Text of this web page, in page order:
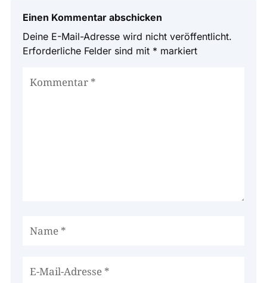
Einen Kommentar abschicken
Deine E-Mail-Adresse wird nicht veröffentlicht.
Erforderliche Felder sind mit * markiert